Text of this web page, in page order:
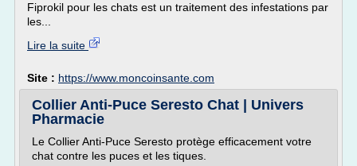
Fiprokil pour les chats est un traitement des infestations par
les...
Lire la suite
Site : https://www.moncoinsante.com
Collier Anti-Puce Seresto Chat | Univers
Pharmacie
Le Collier Anti-Puce Seresto protège efficacement votre
chat contre les puces et les tiques.